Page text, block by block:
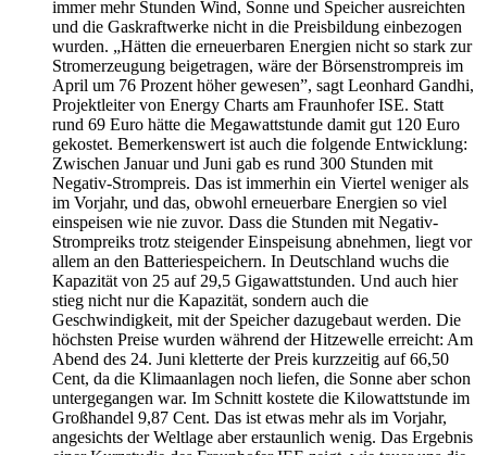
immer mehr Stunden Wind, Sonne und Speicher ausreichten
und die Gaskraftwerke nicht in die Preisbildung einbezogen
wurden. „Hätten die erneuerbaren Energien nicht so stark zur
Stromerzeugung beigetragen, wäre der Börsenstrompreis im
April um 76 Prozent höher gewesen”, sagt Leonhard Gandhi,
Projektleiter von Energy Charts am Fraunhofer ISE. Statt
rund 69 Euro hätte die Megawattstunde damit gut 120 Euro
gekostet. Bemerkenswert ist auch die folgende Entwicklung:
Zwischen Januar und Juni gab es rund 300 Stunden mit
Negativ-Strompreis. Das ist immerhin ein Viertel weniger als
im Vorjahr, und das, obwohl erneuerbare Energien so viel
einspeisen wie nie zuvor. Dass die Stunden mit Negativ-
Strompreiks trotz steigender Einspeisung abnehmen, liegt vor
allem an den Batteriespeichern. In Deutschland wuchs die
Kapazität von 25 auf 29,5 Gigawattstunden. Und auch hier
stieg nicht nur die Kapazität, sondern auch die
Geschwindigkeit, mit der Speicher dazugebaut werden. Die
höchsten Preise wurden während der Hitzewelle erreicht: Am
Abend des 24. Juni kletterte der Preis kurzzeitig auf 66,50
Cent, da die Klimaanlagen noch liefen, die Sonne aber schon
untergegangen war. Im Schnitt kostete die Kilowattstunde im
Großhandel 9,87 Cent. Das ist etwas mehr als im Vorjahr,
angesichts der Weltlage aber erstaunlich wenig. Das Ergebnis